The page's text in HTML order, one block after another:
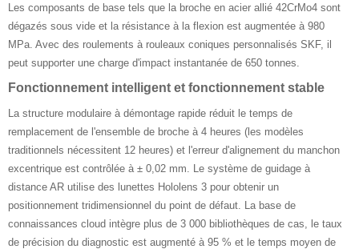
Les composants de base tels que la broche en acier allié 42CrMo4 sont
dégazés sous vide et la résistance à la flexion est augmentée à 980
MPa. Avec des roulements à rouleaux coniques personnalisés SKF, il
peut supporter une charge d'impact instantanée de 650 tonnes.
Fonctionnement intelligent et fonctionnement stable ‌
La structure modulaire à démontage rapide réduit le temps de
remplacement de l'ensemble de broche à 4 heures (les modèles
traditionnels nécessitent 12 heures) et l'erreur d'alignement du manchon
excentrique est contrôlée à ± 0,02 mm. Le système de guidage à
distance AR utilise des lunettes Hololens 3 pour obtenir un
positionnement tridimensionnel du point de défaut. La base de
connaissances cloud intègre plus de 3 000 bibliothèques de cas, le taux
de précision du diagnostic est augmenté à 95 % et le temps moyen de